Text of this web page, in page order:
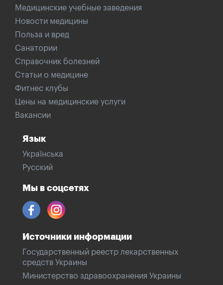
Медицинские учебные заведения
Новости медицины
Польза и вред
Санатории
Справочник болезней
Статьи о медицине
Фитнес клубы
Цены на медицинские услуги
Вакансии
Язык
Українська
Русский
Мы в соцсетях
Источники информации
Государственный реестр лекарственных
средств Украины
Министерство здравоохранения Украины